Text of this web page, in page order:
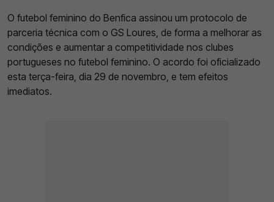
O futebol feminino do Benfica assinou um protocolo de
parceria técnica com o GS Loures, de forma a melhorar as
condições e aumentar a competitividade nos clubes
portugueses no futebol feminino. O acordo foi oficializado
esta terça-feira, dia 29 de novembro, e tem efeitos
imediatos.